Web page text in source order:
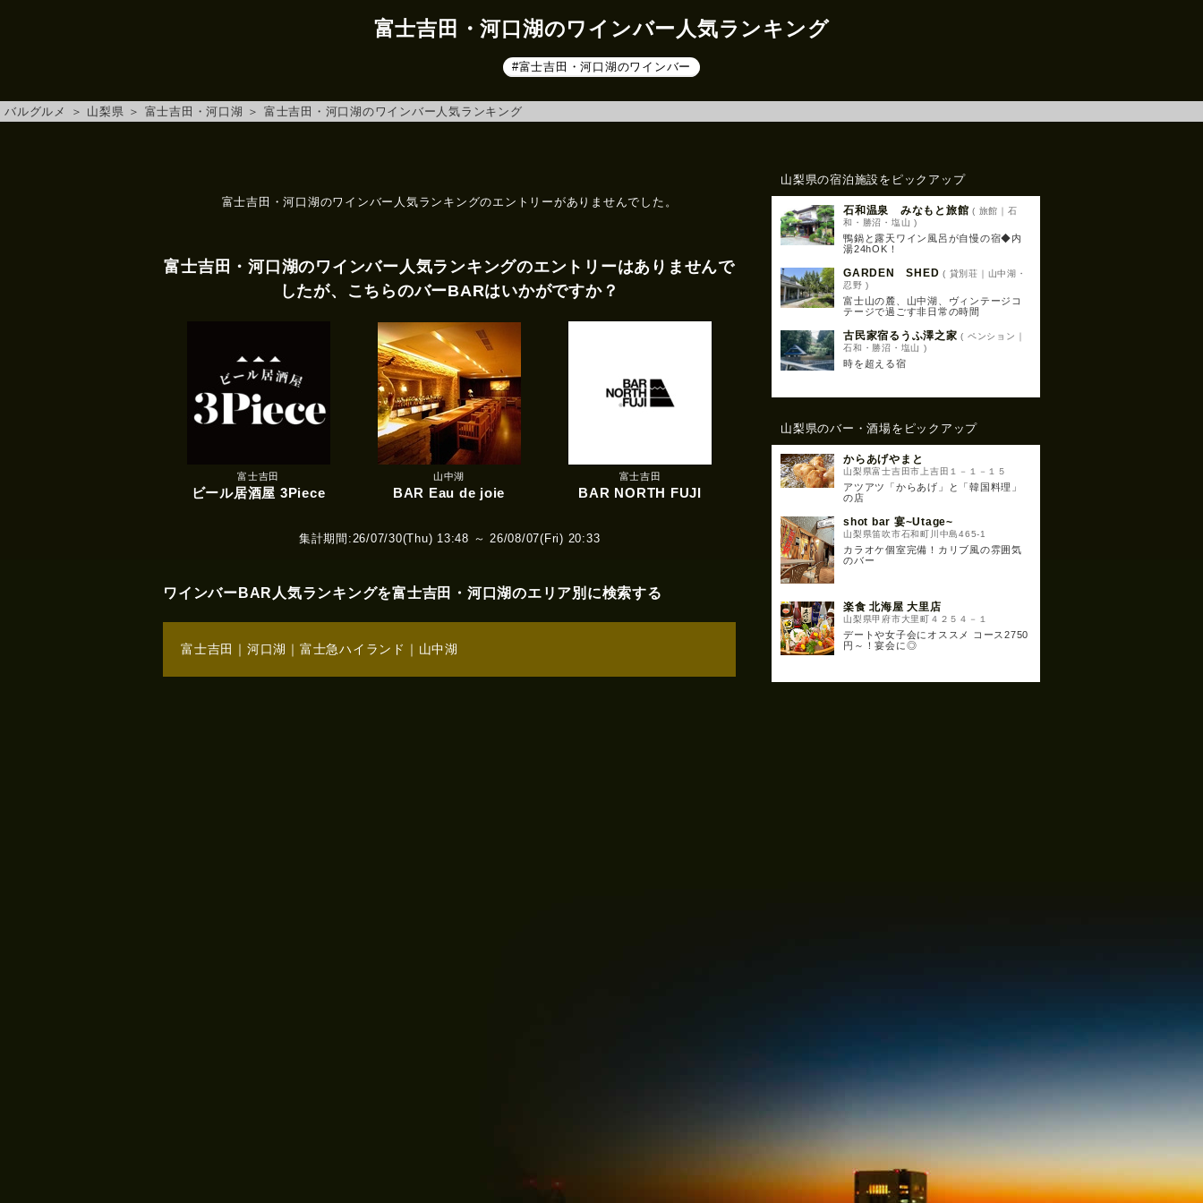
富士吉田・河口湖のワインバー人気ランキング
#富士吉田・河口湖のワインバー
バルグルメ ＞ 山梨県 ＞ 富士吉田・河口湖 ＞ 富士吉田・河口湖のワインバー人気ランキング
富士吉田・河口湖のワインバー人気ランキングのエントリーがありませんでした。
富士吉田・河口湖のワインバー人気ランキングのエントリーはありませんで
したが、こちらのバーBARはいかがですか？
富士吉田
ビール居酒屋 3Piece
山中湖
BAR Eau de joie
富士吉田
BAR NORTH FUJI
集計期間:26/07/30(Thu) 13:48 ～ 26/08/07(Fri) 20:33
ワインバーBAR人気ランキングを富士吉田・河口湖のエリア別に検索する
富士吉田 ｜ 河口湖 ｜ 富士急ハイランド ｜ 山中湖
山梨県の宿泊施設をピックアップ
石和温泉 みなもと旅館 ( 旅館｜石
和・勝沼・塩山 )
鴨鍋と露天ワイン風呂が自慢の宿◆内
湯24hOK！
GARDEN SHED ( 貸別荘｜山中湖・
忍野 )
富士山の麓、山中湖、ヴィンテージコ
テージで過ごす非日常の時間
古民家宿るうふ澤之家 ( ペンション｜
石和・勝沼・塩山 )
時を超える宿
山梨県のバー・酒場をピックアップ
からあげやまと
山梨県富士吉田市上吉田１－１－１５
アツアツ「からあげ」と「韓国料理」
の店
shot bar 宴~Utage~
山梨県笛吹市石和町川中島465-1
カラオケ個室完備！カリブ風の雰囲気
のバー
楽食 北海屋 大里店
山梨県甲府市大里町４２５４－１
デートや女子会にオススメ コース2750
円～！宴会に◎